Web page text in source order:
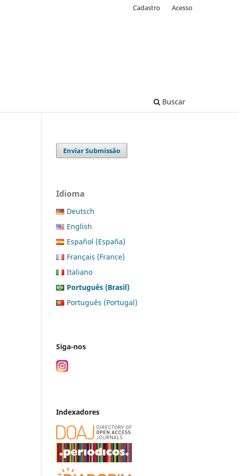
Buscar
Cadastro Acesso
Enviar Submissão
Idioma
Deutsch
English
Español (España)
Français (France)
Italiano
Português (Brasil)
Português (Portugal)
Siga-nos
Indexadores